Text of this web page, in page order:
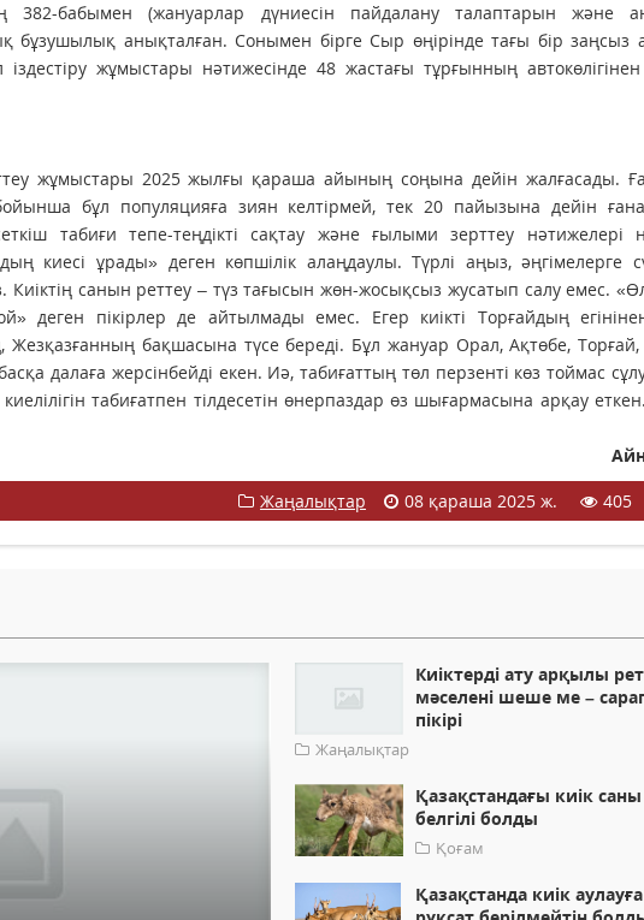
382-бабымен (жануарлар дүниесiн пайдалану талаптарын және
бұзушылық анықталған. Сонымен бірге Сыр өңірінде тағы бір заңсыз
жұмыстары нәтижесінде 48 жастағы тұрғынның
жұмыстары 2025 жылғы қараша айының соңына дейін жалғасады.
бұл популяцияға зиян келтірмей, тек 20 пайызына дейін
табиғи тепе-теңдікті сақтау және ғылыми зерттеу нәтижелері
киесі ұрады» деген көпшілік алаңдаулы. Түрлі аңыз, әңгімелерге
Киіктің санын реттеу – түз тағысын жөн-жосықсыз жусатып салу емес.
деген пікірлер де айтылмады емес. Егер киікті Торғайдың
Жезқазғанның бақшасына түсе береді. Бұл жануар Орал, Ақтөбе,
далаға жерсінбейді екен. Иә, табиғаттың төл перзенті көз тоймас
табиғатпен тілдесетін өнерпаздар өз шығармасына арқау
Жаңалықтар
08 қараша 2025 ж. 405
Киіктерді ату арқылы
мәселені шеше ме –
пікірі
Жаңалықтар
Қазақстандағы киік саны
белгілі болды
Қоғам
Қазақстанда киік аулауға